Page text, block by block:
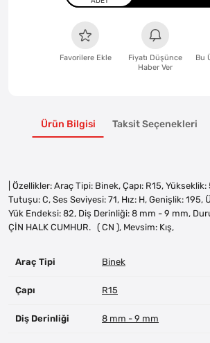
Favorilere Ekle
Fiyatı Düşünce
Haber Ver
Bu
Ürün Bilgisi Taksit Seçenekleri
| Özellikler: Araç Tipi: Binek, Çapı: R15, Yükseklik:
Tutuşu: C, Ses Seviyesi: 71, Hız: H, Genişlik:
Yük Endeksi: 82, Diş Derinliği: 8 mm - 9 mm,
ÇİN HALK CUMHUR. ( CN ), Mevsim: Kış,
Araç Tipi Binek
Çapı R15
Diş Derinliği 8 mm - 9 mm